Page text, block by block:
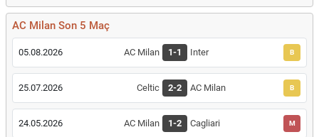
AC Milan Son 5 Maç
05.08.2026 AC Milan 1-1 Inter B
25.07.2026 Celtic 2-2 AC Milan B
24.05.2026 AC Milan 1-2 Cagliari M